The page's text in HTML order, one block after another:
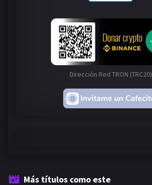
Dirección Red TRON (TRC20)
Más títulos como este